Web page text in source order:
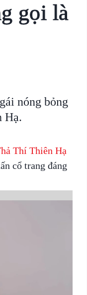
gọi là
nóng bỏng
Hạ.
Thí Thiên Hạ
cổ trang đáng